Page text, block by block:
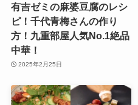
有吉ゼミの麻婆豆腐のレシ
ピ！千代青梅さんの作り
方！九重部屋人気No.1絶品
中華！
2025年2月25日